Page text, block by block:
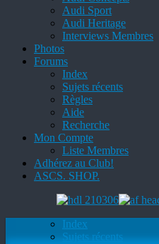
Audi Sport
Audi Heritage
Interviews Membres
Photos
Forums
Index
Sujets récents
Règles
Aide
Recherche
Mon Compte
Liste Membres
Adhérez au Club!
ASCS. SHOP.
Index
Sujets récents